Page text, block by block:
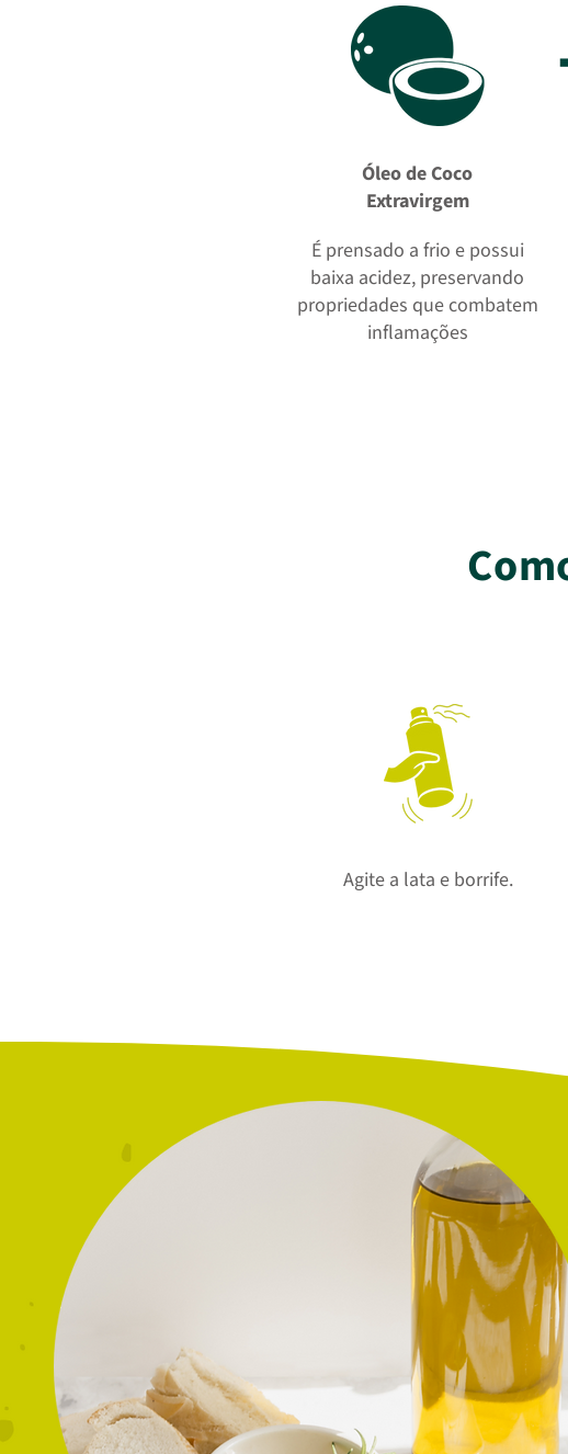
Óleo de Coco
Extravirgem
É prensado a frio e possui
baixa acidez, preservando
propriedades que combatem
inflamações
Agite a lata e borrife.